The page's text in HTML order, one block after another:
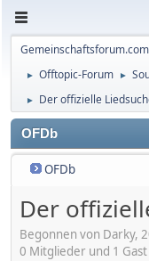
Gemeinschaftsforum.com
► Offtopic-Forum ►
► Der offizielle
OFDb
OFDb
Der
Begonnen von Darky,
0 Mitglieder und 1